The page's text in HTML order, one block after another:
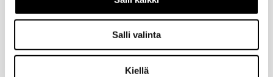
Salli valinta
Kiellä
Valitse toimitustapa
30 päivän
palautusoikeus
Turvallinen